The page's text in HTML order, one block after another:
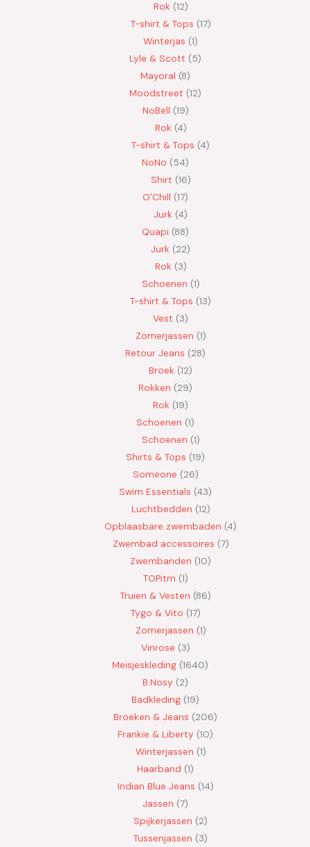
Rok 12
T-shirt & Tops 17
Winterjas 1
Lyle & Scott
5
Mayoral 8
Moodstreet 12
NoBell 19
Rok 4
T-shirt & Tops 4
NoNo
54
Shirt 16
O'Chill 17
Jurk 4
Quapi 88
Jurk 22
Rok 3
Schoenen 1
T-shirt & Tops 13
Vest
3
Zomerjassen 1
Retour Jeans
28
Broek 12
Rokken
29
Rok 19
Schoenen 1
Schoenen 1
Shirts & Tops 19
Someone 26
Swim Essentials 43
Luchtbedden 12
Opblaasbare zwembaden 4
Zwembad accessoires 7
Zwembanden 10
TOPitm 1
Truien & Vesten 86
Tygo & Vito 17
Zomerjassen 1
Vinrose 3
Meisjeskleding 1640
B.Nosy
2
Badkleding 19
Broeken & Jeans
206
Frankie & Liberty 10
Winterjassen 1
Haarband 1
Indian Blue Jeans 14
Jassen 7
Spijkerjassen
2
Tussenjassen
3